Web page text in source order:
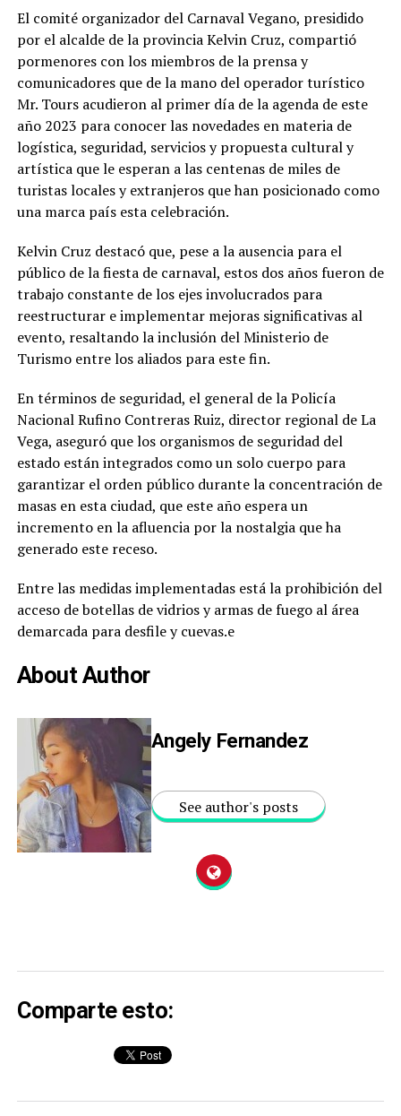
El comité organizador del Carnaval Vegano, presidido
por el alcalde de la provincia Kelvin Cruz, compartió
pormenores con los miembros de la prensa y
comunicadores que de la mano del operador turístico
Mr. Tours acudieron al primer día de la agenda de este
año 2023 para conocer las novedades en materia de
logística, seguridad, servicios y propuesta cultural y
artística que le esperan a las centenas de miles de
turistas locales y extranjeros que han posicionado como
una marca país esta celebración.
Kelvin Cruz destacó que, pese a la ausencia para el
público de la fiesta de carnaval, estos dos años fueron de
trabajo constante de los ejes involucrados para
reestructurar e implementar mejoras significativas al
evento, resaltando la inclusión del Ministerio de
Turismo entre los aliados para este fin.
En términos de seguridad, el general de la Policía
Nacional Rufino Contreras Ruiz, director regional de La
Vega, aseguró que los organismos de seguridad del
estado están integrados como un solo cuerpo para
garantizar el orden público durante la concentración de
masas en esta ciudad, que este año espera un
incremento en la afluencia por la nostalgia que ha
generado este receso.
Entre las medidas implementadas está la prohibición del
acceso de botellas de vidrios y armas de fuego al área
demarcada para desfile y cuevas.e
About Author
Angely Fernandez
See author's posts
Comparte esto: